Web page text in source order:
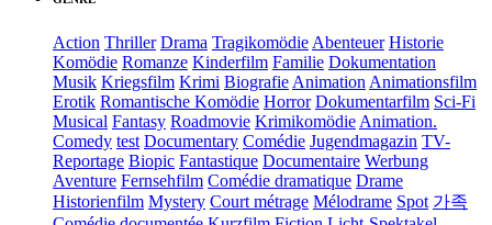
Action Thriller Drama Tragikomödie Abenteuer Historie
Komödie Romanze Kinderfilm Familie Dokumentation
Musik Kriegsfilm Krimi Biografie Animation Animationsfilm
Erotik Romantische Komödie Horror Dokumentarfilm Sci-Fi
Musical Fantasy Roadmovie Krimikomödie Animation.
Comedy test Documentary Comédie Jugendmagazin TV-
Reportage Biopic Fantastique Documentaire Werbung
Aventure Fernsehfilm Comédie dramatique Drame
Historienfilm Mystery Court métrage Mélodrame Spot 가족